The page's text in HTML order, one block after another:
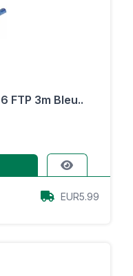
FTP 3m Bleu..
EUR5.99